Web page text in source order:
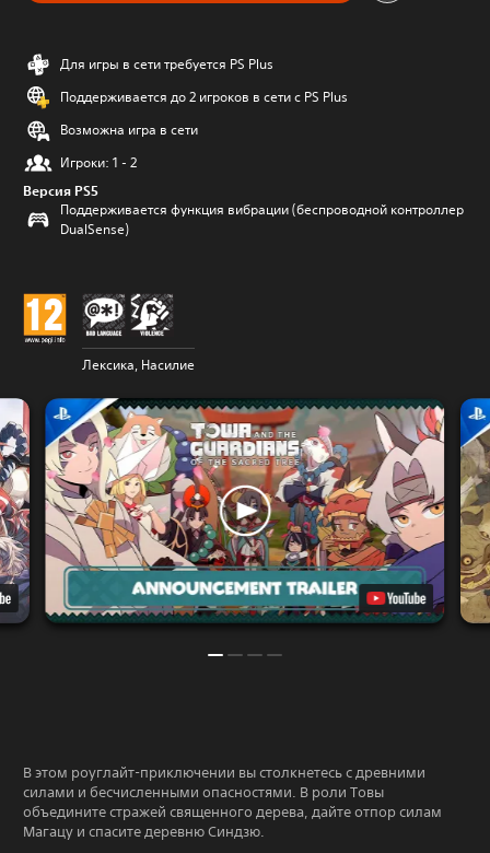
Для игры в сети требуется PS Plus
Поддерживается до 2 игроков в сети с PS Plus
Возможна игра в сети
Игроки: 1 - 2
Версия PS5
Поддерживается функция вибрации (беспроводной контроллер
DualSense)
Лексика, Насилие
В этом роуглайт-приключении вы столкнетесь с древними
силами и бесчисленными опасностями. В роли Товы
объедините стражей священного дерева, дайте отпор силам
Магацу и спасите деревню Синдзю.